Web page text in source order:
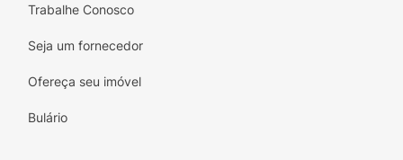
Trabalhe Conosco
Seja um fornecedor
Ofereça seu imóvel
Bulário